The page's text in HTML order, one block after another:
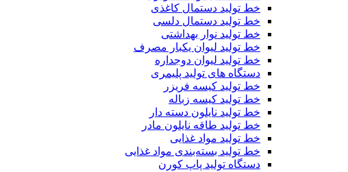
خط تولید دستمال کاغذی
خط تولید دستمال دلسی
خط تولید نوار بهداشتی
خط تولید لیوان یکبار مصرف
خط تولید لیوان دوجداره
دستگاه های تولید پلیمری
خط تولید کیسه فریزر
خط تولید کیسه زباله
خط تولید نایلون دسته دار
خط تولید طاقه نایلون مادر
خط تولید مواد غذایی
خط تولید بسته‌بندی مواد غذایی
دستگاه تولید پاپ کورن